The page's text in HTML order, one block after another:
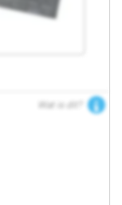
Wat is dit?